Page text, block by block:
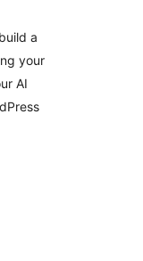
a
your
AI